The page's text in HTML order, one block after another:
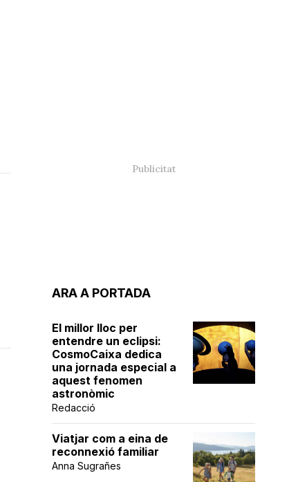
ARA A PORTADA
El millor lloc per
entendre un eclipsi:
CosmoCaixa dedica
una jornada especial a
aquest fenomen
astronòmic
Redacció
Viatjar com a eina de
reconnexió familiar
Anna Sugrañes